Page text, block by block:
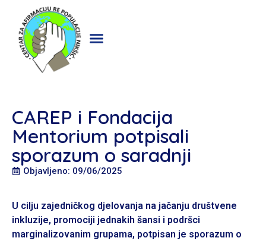
CAREP i Fondacija
Mentorium potpisali
sporazum o saradnji
Objavljeno: 09/06/2025
U cilju zajedničkog djelovanja na jačanju društvene
inkluzije, promociji jednakih šansi i podršci
marginalizovanim grupama, potpisan je sporazum o